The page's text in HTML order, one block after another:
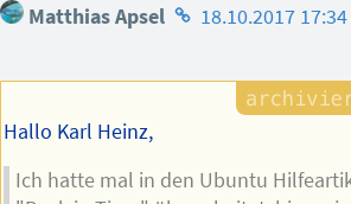
Matthias Apsel Homepage
Autors
18.10.2017 17:34
Hallo Karl Heinz,
Ich hatte mal in den Ubuntu